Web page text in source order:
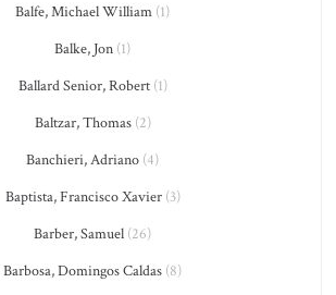
Balfe, Michael William (1)
Balke, Jon (1)
Ballard Senior, Robert(1)
Baltzar, Thomas(2)
Banchieri, Adriano (4)
Baptista, Francisco Xavier(3)
Barber, Samuel (26)
Barbosa, Domingos Caldas (8)